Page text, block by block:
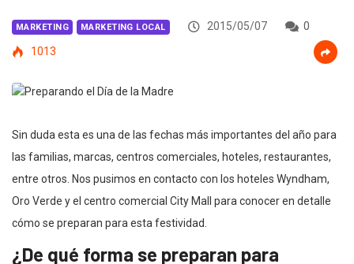
MARKETING MARKETING LOCAL 2015/05/07
0
1013
Sin duda esta es una de las fechas más importantes del año para
las familias, marcas, centros comerciales, hoteles, restaurantes,
entre otros. Nos pusimos en contacto con los hoteles Wyndham,
Oro Verde y el centro comercial City Mall para conocer en detalle
cómo se preparan para esta festividad.
¿De qué forma se preparan para